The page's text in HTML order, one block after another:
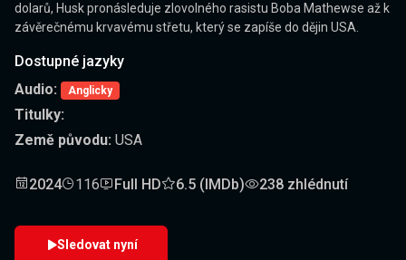
dolarů, Husk pronásleduje zlovolného rasistu Boba Mathewse až k
závěrečnému krvavému střetu, který se zapíše do dějin USA.
Dostupné jazyky
Audio:
Anglicky
Titulky:
Země původu: USA
2024 116 Full HD 6.5 (IMDb) 238 zhlédnutí
Sledovat nyní